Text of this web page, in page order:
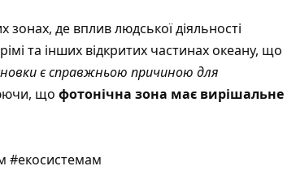
де вплив людської діяльності
та інших відкритих частинах океану, що
є справжньою причиною для
що фотонічна зона має вирішальне
#екосистемам